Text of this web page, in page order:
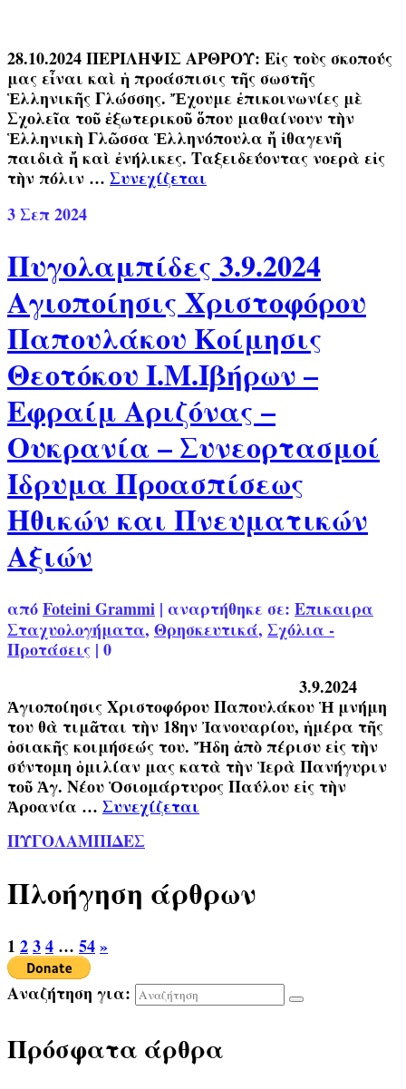
28.10.2024 ΠΕΡΙΛΗΨΙΣ ΑΡΘΡΟΥ: Εἰς τοὺς σκοπούς
μας εἶναι καὶ ἡ προάσπισις τῆς σωστῆς
Ἑλληνικῆς Γλώσσης. Ἔχουμε ἐπικοινωνίες μὲ
Σχολεῖα τοῦ ἐξωτερικοῦ ὅπου μαθαίνουν τὴν
Ἑλληνικὴ Γλῶσσα Ἑλληνόπουλα ἤ ἰθαγενῆ
παιδιὰ ἤ καὶ ἐνήλικες. Ταξειδεύοντας νοερὰ εἰς
τὴν πόλιν … Συνεχίζεται
3Σεπ 2024
Πυγολαμπίδες 3.9.2024
Αγιοποίησις Χριστοφόρου
Παπουλάκου Κοίμησις
Θεοτόκου Ι.Μ.Ιβήρων –
Εφραίμ Αριζόνας –
Ουκρανία – Συνεορτασμοί
Ίδρυμα Προασπίσεως
Ηθικών και Πνευματικών
Αξιών
απόFoteini Grammi | αναρτήθηκε σε: Επικαιρα
Σταχυολογήματα, Θρησκευτικά, Σχόλια -
Προτάσεις | 0
3.9.2024
Ἁγιοποίησις Χριστοφόρου Παπουλάκου Ἡ μνήμη
του θὰ τιμᾶται τὴν 18ην Ἰανουαρίου, ἡμέρα τῆς
ὁσιακῆς κοιμήσεώς του. Ἤδη ἀπὸ πέρισυ εἰς τὴν
σύντομη ὁμιλίαν μας κατὰ τὴν Ἱερὰ Πανήγυριν
τοῦ Ἁγ. Νέου Ὁσιομάρτυρος Παύλου εἰς τὴν
Ἀροανία … Συνεχίζεται
ΠΥΓΟΛΑΜΠΙΔΕΣ
Πλοήγηση άρθρων
1 234 … 54»
Αναζήτηση για:
Πρόσφατα άρθρα